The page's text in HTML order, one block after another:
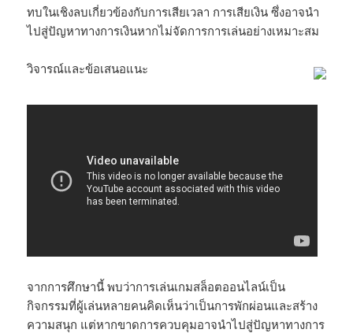
ทบในเชิงลบเกี่ยวข้องกับการเสียเวลา การเสียเงิน ซึ่งอาจนำ
ไปสู่ปัญหาทางการเงินหากไม่จัดการการเล่นอย่างเหมาะสม
วิจารณ์และข้อเสนอแนะ
จากการศึกษานี้ พบว่าการเล่นเกมสล็อตออนไลน์เป็น
กิจกรรมที่ผู้เล่นหลายคนคิดเห็นว่าเป็นการพักผ่อนและสร้าง
ความสนุก แต่หากขาดการควบคุมอาจนำไปสู่ปัญหาทางการ